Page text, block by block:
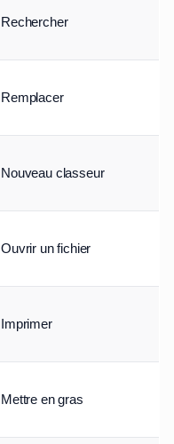
Rechercher
Remplacer
Nouveau classeur
Ouvrir un fichier
Imprimer
Mettre en gras